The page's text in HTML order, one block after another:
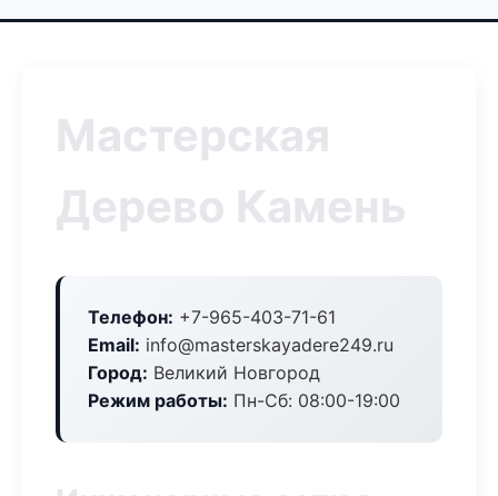
Мастерская
Дерево Камень
Телефон: +7-965-403-71-61
Email: info@masterskayadere249.ru
Город: Великий Новгород
Режим работы: Пн-Сб: 08:00-19:00